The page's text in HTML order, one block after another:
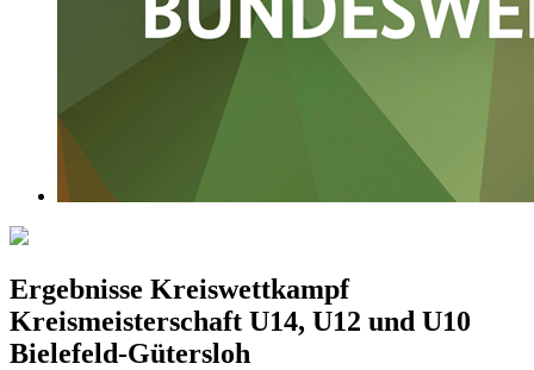
Ergebnisse Kreiswettkampf
Kreismeisterschaft U14, U12 und U10
Bielefeld-Gütersloh